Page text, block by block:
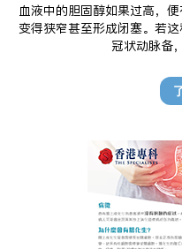
血液中的胆固醇如果过高，
变得狭窄甚至形成闭塞。若
冠状动脉备